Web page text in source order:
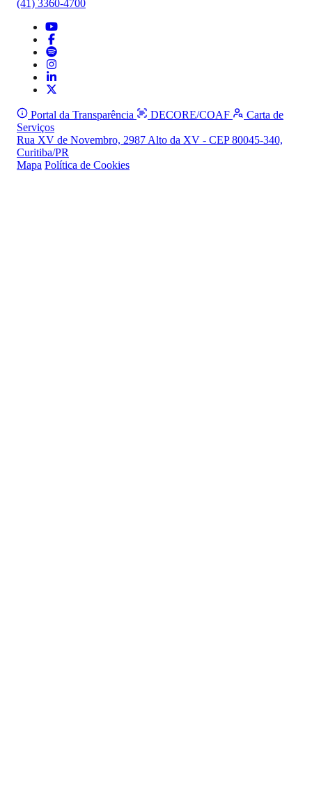
(41) 3360-4700
Portal da Transparência DECORE/COAF
Carta de
Serviços
Rua XV de Novembro, 2987 Alto da XV - CEP 80045-340,
Curitiba/PR
Mapa Política de Cookies